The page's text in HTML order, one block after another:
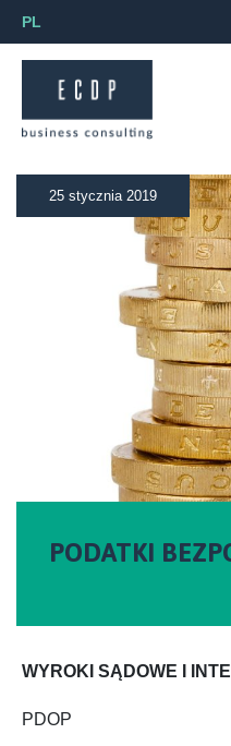
PL
25 stycznia 2019
PODATKI
WYROKI SĄDOWE I
PDOP